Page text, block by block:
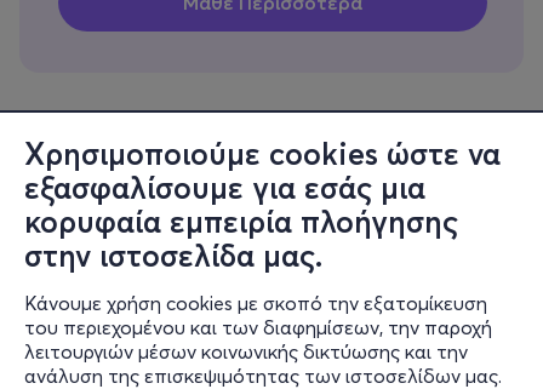
Χρησιμοποιούμε cookies ώστε να
εξασφαλίσουμε για εσάς μια
κορυφαία εμπειρία πλοήγησης
στην ιστοσελίδα μας.
Κάνουμε χρήση cookies με σκοπό την εξατομίκευση
του περιεχομένου και των διαφημίσεων, την παροχή
λειτουργιών μέσων κοινωνικής δικτύωσης και την
ανάλυση της επισκεψιμότητας των ιστοσελίδων μας.
Πληροφορίες
Υποστήριξη
Stay Connected